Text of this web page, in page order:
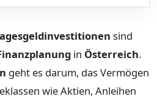
sind
in Österreich.
geht es darum, das Vermögen
wie Aktien, Anleihen